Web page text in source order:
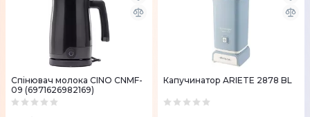
Спінювач молока CINO CNMF-
09 (6971626982169)
Капучинатор ARIETE 2878 BL